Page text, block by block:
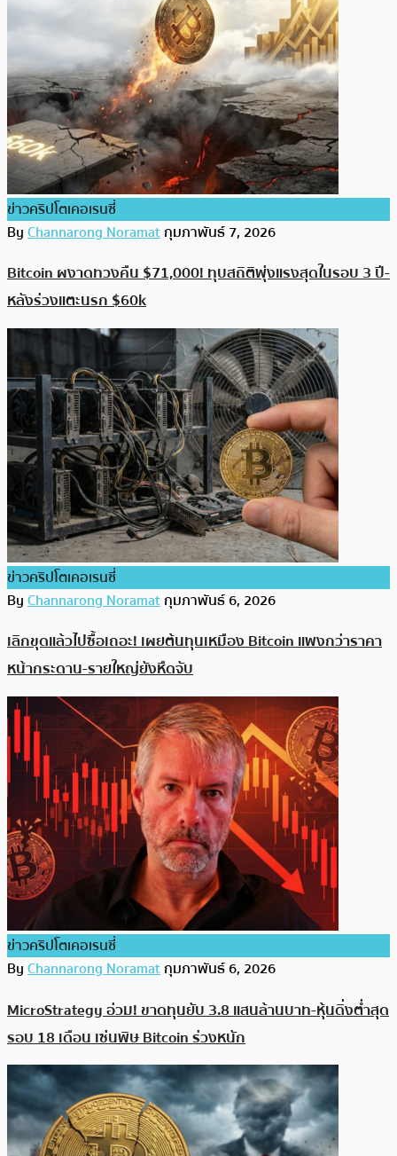
ข่าวคริปโตเคอเรนซี่
ByChannarong Noramatกุมภาพันธ์ 7, 2026
Bitcoin ผงาดทวงคืน $71,000! ทุบสถิติพุ่งแรงสุดในรอบ 3 ปี-
หลังร่วงแตะนรก $60k
ข่าวคริปโตเคอเรนซี่
ByChannarong Noramatกุมภาพันธ์ 6, 2026
เลิกขุดแล้วไปซื้อเถอะ! เผยต้นทุนเหมือง Bitcoin แพงกว่าราคา
หน้ากระดาน-รายใหญ่ยังหืดจับ
ข่าวคริปโตเคอเรนซี่
ByChannarong Noramatกุมภาพันธ์ 6, 2026
MicroStrategy อ่วม! ขาดทุนยับ 3.8 แสนล้านบาท-หุ้นดิ่งต่ำสุด
รอบ 18 เดือน เซ่นพิษ Bitcoin ร่วงหนัก